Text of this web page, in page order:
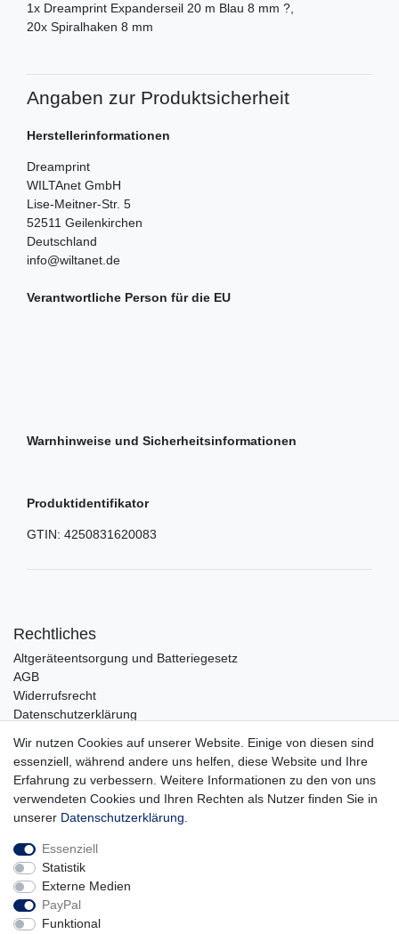
1x Dreamprint Expanderseil 20 m Blau 8 mm ?,
20x Spiralhaken 8 mm
Angaben zur Produktsicherheit
Herstellerinformationen
Dreamprint
WILTAnet GmbH
Lise-Meitner-Str. 5
52511 Geilenkirchen
Deutschland
info@wiltanet.de
Verantwortliche Person für die EU
Warnhinweise und Sicherheitsinformationen
Produktidentifikator
GTIN: 4250831620083
Rechtliches
Altgeräteentsorgung und Batteriegesetz
AGB
Widerrufsrecht
Datenschutzerklärung
Impressum
Service
Zahlungsarten
Lieferung und Abholung
Unternehmen
Über uns
Karriere
Kontakt
Wir nutzen Cookies auf unserer Website. Einige von diesen sind
essenziell, während andere uns helfen, diese Website und Ihre
Erfahrung zu verbessern. Weitere Informationen zu den von uns
verwendeten Cookies und Ihren Rechten als Nutzer finden Sie in
unserer Daten­schutz­erklärung
Essenziell
Statistik
Externe Medien
PayPal
Funktional